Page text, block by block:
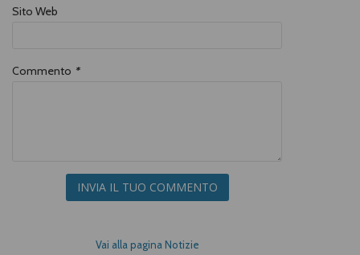
Sito Web
Commento *
INVIA IL TUO COMMENTO
Vai alla pagina Notizie